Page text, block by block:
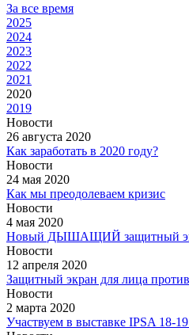
За все время
2025
2024
2023
2022
2021
2020
2019
Новости
26 августа 2020
Как заработать в 2020 году?
Новости
24 мая 2020
Как мы преодолеваем кризис
Новости
4 мая 2020
Новый ДЫШАЩИЙ защитный
Новости
12 апреля 2020
Защитный экран для лица
Новости
2 марта 2020
Участвуем в выставке IPSA 18-